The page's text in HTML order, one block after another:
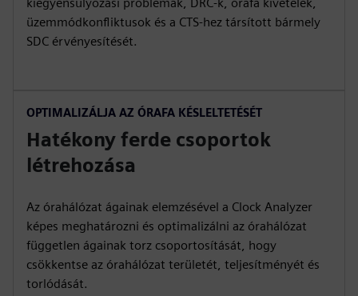
üzemmódkonfliktusok és a CTS-hez társított bármely
SDC érvényesítését.
OPTIMALIZÁLJA AZ ÓRAFA KÉSLELTETÉSÉT
Hatékony ferde csoportok
létrehozása
Az órahálózat ágainak elemzésével a Clock Analyzer
képes meghatározni és optimalizálni az órahálózat
független ágainak torz csoportosítását, hogy
csökkentse az órahálózat területét, teljesítményét és
torlódását.